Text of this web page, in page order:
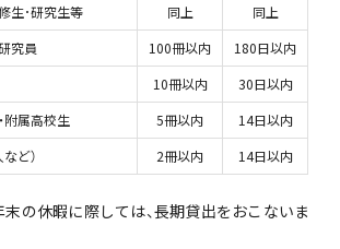
生･研究生等
同上
同上
究員
100冊以内
180日以内
10冊以内
30日以内
附属高校生
5冊以内
14日以内
ど）
2冊以内 14日以内
末の休暇に際しては、長期貸出をおこないま